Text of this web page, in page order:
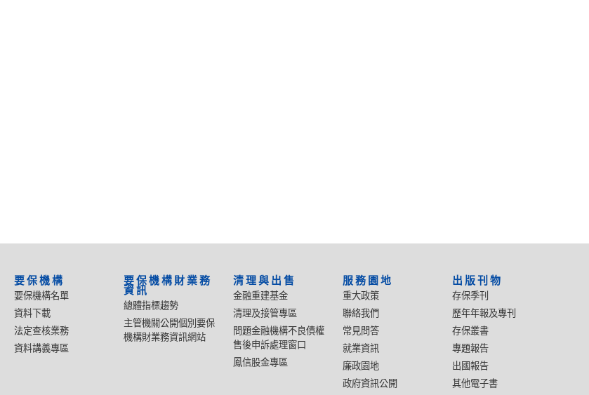
要保機構
要保機構名單
資料下載
法定查核業務
資料講義專區
要保機構財業務
資訊
總體指標趨勢
主管機關公開個別要保
機構財業務資訊網站
清理與出售
金融重建基金
清理及接管專區
問題金融機構不良債權
售後申訴處理窗口
鳳信股金專區
服務園地
重大政策
聯絡我們
常見問答
就業資訊
廉政園地
政府資訊公開
出版刊物
存保季刊
歷年年報及專刊
存保叢書
專題報告
出國報告
其他電子書